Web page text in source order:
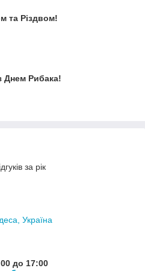
та Різдвом!
Днем Рибака!
за рік
Україна
до 17:00